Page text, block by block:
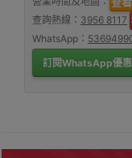
查詢熱線： 3956 8117
WhatsApp：
訂閱WhatsApp優